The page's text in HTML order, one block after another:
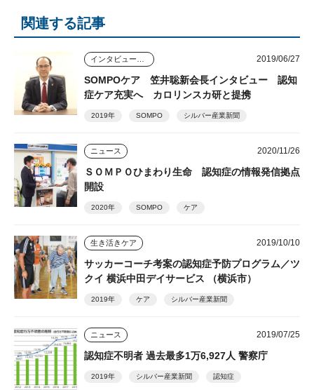
関連する記事
2019/06/27
SOMPOケア 笠井聡新会長インタビュー 認知
症ケア充実へ カロリンスカ研と提携
2019年 SOMPO シルバー産業新聞
ニュース 2020/11/26
ＳＯＭＰＯひまわり生命 認知症の情報発信拠点
開設
2020年 SOMPO ケア
生き活きケア 2019/10/10
サッカーコーチ考案の認知症予防プログラム／ツ
クイ 横浜中田デイサービス （横浜市）
2019年 ケア シルバー産業新聞
ニュース 2019/07/25
認知症不明者 過去最多1万6,927人 警察庁
2019年 シルバー産業新聞 認知症